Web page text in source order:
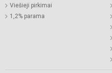
Viešieji pirkimai
1,2% parama